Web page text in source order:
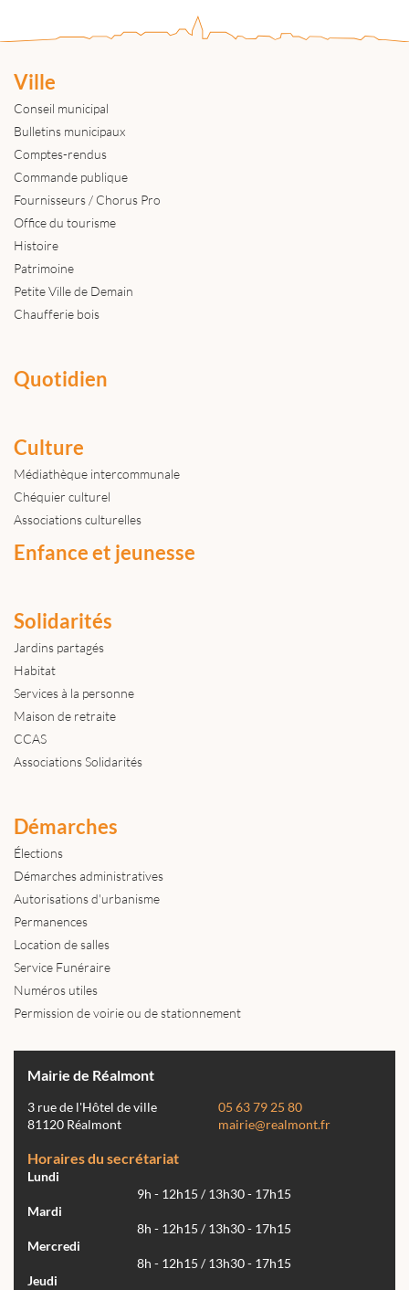
Ville
Conseil municipal
Bulletins municipaux
Comptes-rendus
Commande publique
Fournisseurs / Chorus Pro
Office du tourisme
Histoire
Patrimoine
Petite Ville de Demain
Chaufferie bois
Quotidien
Culture
Médiathèque intercommunale
Chéquier culturel
Associations culturelles
Enfance et jeunesse
Solidarités
Jardins partagés
Habitat
Services à la personne
Maison de retraite
CCAS
Associations Solidarités
Démarches
Élections
Démarches administratives
Autorisations d'urbanisme
Permanences
Location de salles
Service Funéraire
Numéros utiles
Permission de voirie ou de stationnement
Mairie de Réalmont
3 rue de l'Hôtel de ville
81120 Réalmont
05 63 79 25 80
mairie@realmont.fr
Horaires du secrétariat
Lundi
9h - 12h15 / 13h30 - 17h15
Mardi
8h - 12h15 / 13h30 - 17h15
Mercredi
8h - 12h15 / 13h30 - 17h15
Jeudi